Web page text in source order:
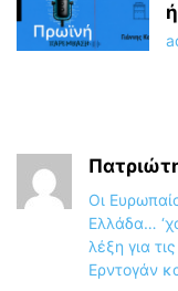
Οι
Ελλάδα…
λέξη για
Ερντογάν